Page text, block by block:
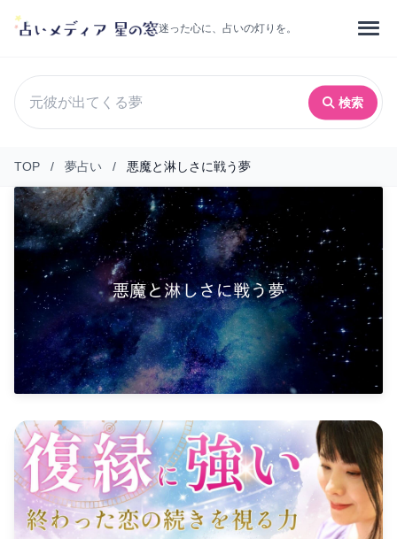
迷った心に、占いの灯りを。
検索
TOP / 夢占い / 悪魔と淋しさに戦う夢